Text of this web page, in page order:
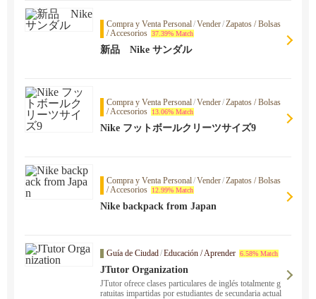
Compra y Venta Personal/Vender/Zapatos / Bolsas
/ Accesorios 37.39% Match
新品 Nike サンダル
Compra y Venta Personal/Vender/Zapatos / Bolsas
/ Accesorios
13.06% Match
Nike フットボールクリーツサイズ9
Compra y Venta Personal/Vender/Zapatos / Bolsas
/ Accesorios
12.99% Match
Nike backpack from Japan
Guía de Ciudad/Educación / Aprender 6.58% Match
JTutor Organization
JTutor ofrece clases particulares de inglés totalmente g
ratuitas impartidas por estudiantes de secundaria actual